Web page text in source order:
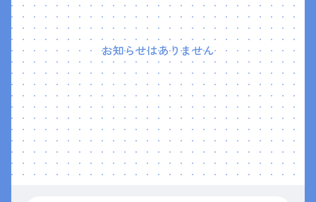
お知らせはありません